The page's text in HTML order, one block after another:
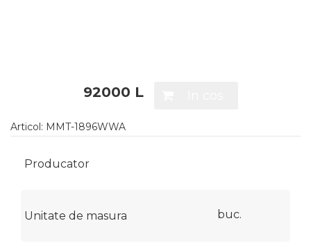
92000 L
Articol: MMT-1896WWA
Producator
Unitate de masura buc.